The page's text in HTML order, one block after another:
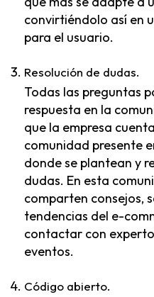
convirtiéndolo así en
para el usuario.
Resolución de dudas.
Todas las preguntas
respuesta en la
que la empresa
comunidad presente
donde se plantean y
dudas. En esta
comparten consejos,
tendencias del e-
contactar con
eventos.
Código abierto.